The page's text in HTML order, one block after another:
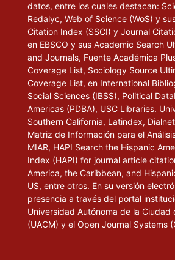
datos, entre los cuales destacan:
Redalyc, Web of Science (WoS) y
Citation Index (SSCI) y Journal
en EBSCO y sus Academic Search
and Journals, Fuente Académica
Coverage List, Sociology Source
Coverage List, en International
Social Sciences (IBSS), Political
Americas (PDBA), USC Libraries.
Southern California, Latindex,
Matriz de Información para el
MIAR, HAPI Search the Hispanic
Index (HAPI) for journal article
America, the Caribbean, and
US, entre otros. En su versión
presencia a través del portal
Universidad Autónoma de la Ciudad
(UACM) y el Open Journal Systems